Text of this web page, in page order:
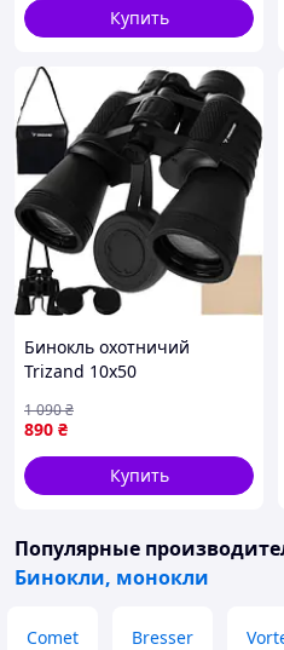
Купить
Бинокль охотничий
Trizand 10x50
тактический
туристический с чехлом
890 ₴
1 090₴
Купить
Популярные
Бинокли, монокли
Comet Bresser